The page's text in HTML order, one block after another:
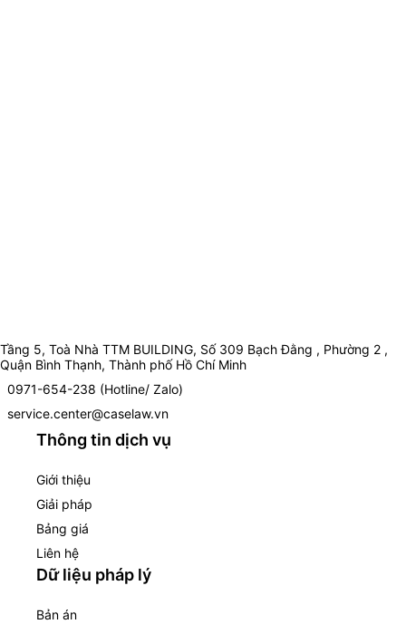
Tầng 5, Toà Nhà TTM BUILDING, Số 309 Bạch Đằng , Phường 2 ,
Quận Bình Thạnh, Thành phố Hồ Chí Minh
0971-654-238 (Hotline/ Zalo)
service.center@caselaw.vn
Thông tin dịch vụ
Giới thiệu
Giải pháp
Bảng giá
Liên hệ
Dữ liệu pháp lý
Bản án